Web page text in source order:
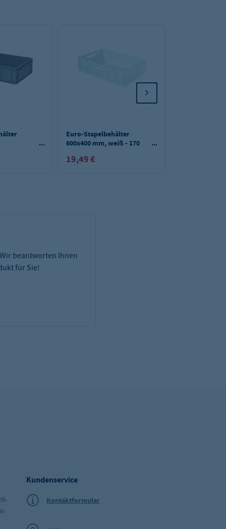
Euro-Stapelbehälter
600x400 mm, weiß - 170
19,49 €
beantworten Ihnen
für Sie!
Kundenservice
Kontaktformular